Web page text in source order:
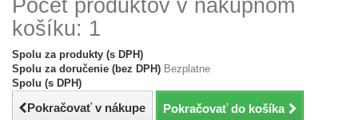
Počet produktov v nákupnom
košíku: 1
Spolu za produkty (s DPH)
Spolu za doručenie (bez DPH) Bezplatne
Spolu (s DPH)
Pokračovať v nákupe Pokračovať do košíka